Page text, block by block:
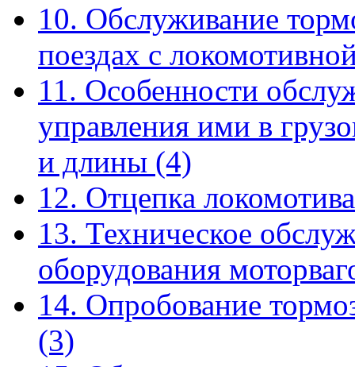
10. Обслуживание
поездах с
11. Особенности
управления ими в
и длины (4)
12. Отцепка
13. Техническое
оборудования
14. Опробование
(3)